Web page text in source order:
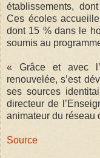
établissements,
Ces écoles
dont 15 % dans le
soumis au
« Grâce et avec
renouvelée, s’est
ses sources
directeur de
animateur du réseau
Source